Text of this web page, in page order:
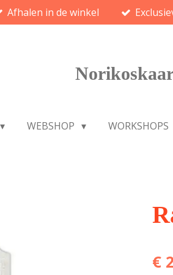
Afhalen in de winkel
WEBSHOP WORKSHOPS
€